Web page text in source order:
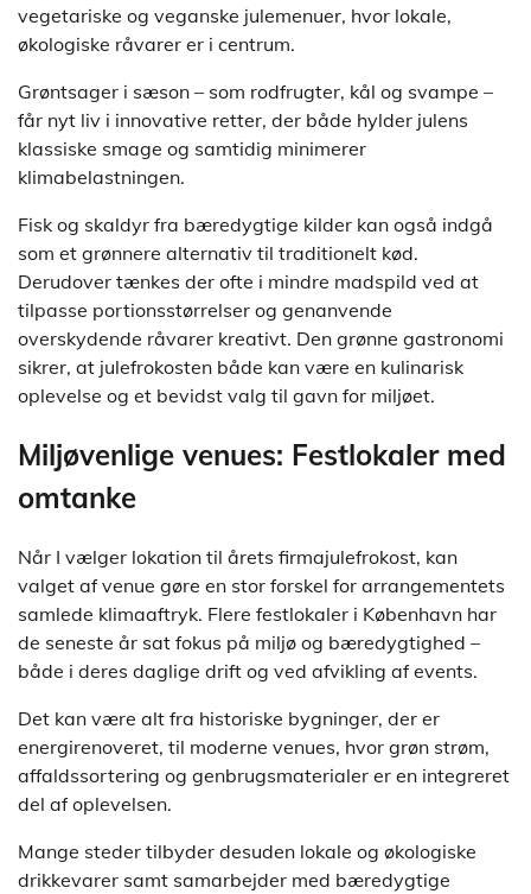
vegetariske og veganske julemenuer, hvor lokale,
økologiske råvarer er i centrum.
Grøntsager i sæson – som rodfrugter, kål og svampe –
får nyt liv i innovative retter, der både hylder julens
klassiske smage og samtidig minimerer
klimabelastningen.
Fisk og skaldyr fra bæredygtige kilder kan også indgå
som et grønnere alternativ til traditionelt kød.
Derudover tænkes der ofte i mindre madspild ved at
tilpasse portionsstørrelser og genanvende
overskydende råvarer kreativt. Den grønne gastronomi
sikrer, at julefrokosten både kan være en kulinarisk
oplevelse og et bevidst valg til gavn for miljøet.
Miljøvenlige venues: Festlokaler med
omtanke
Når I vælger lokation til årets firmajulefrokost, kan
valget af venue gøre en stor forskel for arrangementets
samlede klimaaftryk. Flere festlokaler i København har
de seneste år sat fokus på miljø og bæredygtighed –
både i deres daglige drift og ved afvikling af events.
Det kan være alt fra historiske bygninger, der er
energirenoveret, til moderne venues, hvor grøn strøm,
affaldssortering og genbrugsmaterialer er en integreret
del af oplevelsen.
Mange steder tilbyder desuden lokale og økologiske
drikkevarer samt samarbejder med bæredygtige